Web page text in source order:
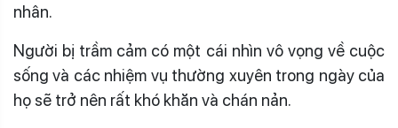
nhân.
Người bị trầm cảm có một cái nhìn vô vọng về cuộc
sống và các nhiệm vụ thường xuyên trong ngày của
họ sẽ trở nên rất khó khăn và chán nản.